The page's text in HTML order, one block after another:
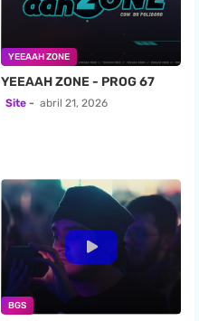
YEEAAH ZONE
YEEAAH ZONE - PROG 67
Site abril 21, 2026
BGS